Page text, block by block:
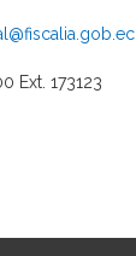
Ext. 173123